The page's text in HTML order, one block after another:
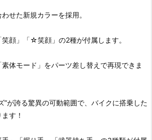
せた新規カラーを採用。
笑顔」「☆笑顔」の2種が付属します。
素体モード」をパーツ差し替えで再現できま
”が誇る驚異の可動範囲で、バイクに搭乗した
す！